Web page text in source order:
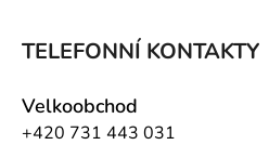
TELEFONNÍ KONTAKTY
Velkoobchod
+420 731 443 031